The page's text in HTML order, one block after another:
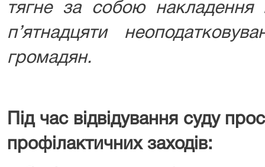
тягне за собою
п’ятнадцяти
громадян.
Під час відвідування суду
профілактичних заходів: